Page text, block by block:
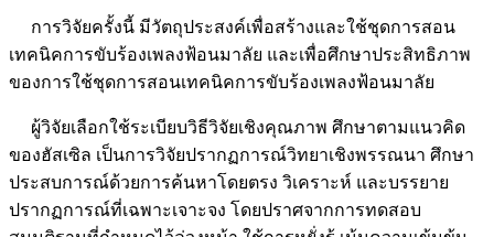
การวิจัยครั้งนี้ มีวัตถุประสงค์เพื่อสร้างและใช้ชุดการสอน
เทคนิคการขับร้องเพลงฟ้อนมาลัย และเพื่อศึกษาประสิทธิภาพ
ของการใช้ชุดการสอนเทคนิคการขับร้องเพลงฟ้อนมาลัย
ผู้วิจัยเลือกใช้ระเบียบวิธีวิจัยเชิงคุณภาพ ศึกษาตามแนวคิด
ของฮัสเซิล เป็นการวิจัยปรากฏการณ์วิทยาเชิงพรรณนา ศึกษา
ประสบการณ์ด้วยการค้นหาโดยตรง วิเคราะห์ และบรรยาย
ปรากฏการณ์ที่เฉพาะเจาะจง โดยปราศจากการทดสอบ